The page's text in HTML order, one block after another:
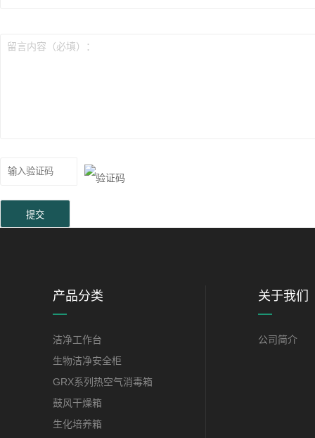
留言内容（必填）：
产品分类
洁净工作台
生物洁净安全柜
GRX系列热空气消毒箱
鼓风干燥箱
生化培养箱
关于我们
公司简介